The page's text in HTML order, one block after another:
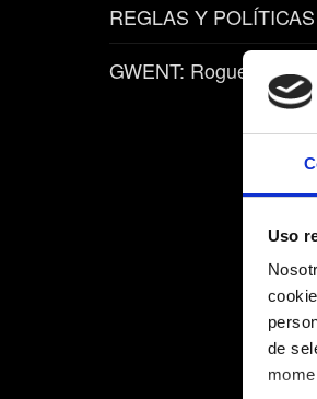
Uso
de
REGLAS Y POLÍTICAS
GWENT: Rogue Mage